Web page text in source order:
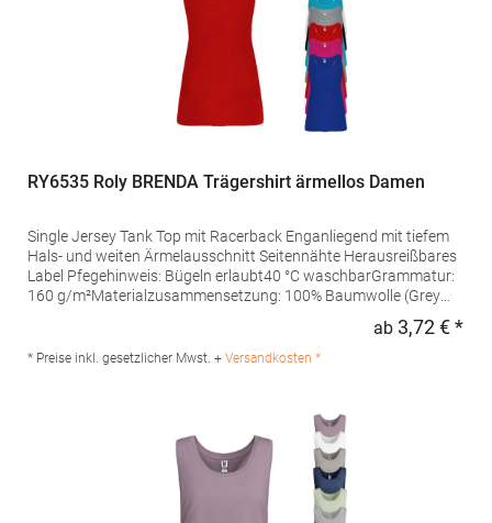
RY6535 Roly BRENDA Trägershirt ärmellos Damen
Single Jersey Tank Top mit Racerback Enganliegend mit tiefem
Hals- und weiten Ärmelausschnitt Seitennähte Herausreißbares
Label Pfegehinweis: Bügeln erlaubt40 °C waschbarGrammatur:
160 g/m²Materialzusammensetzung: 100% Baumwolle (Grey
Produktsicherheit: Herst.-Nr.: CA6535Hersteller: GORFACTORY
S.A Ctra. Santomera / Abanilla Km 8.8 30620 Fortuna (Murcia)
ab 3,72 € *
* Preise inkl. gesetzlicher Mwst. + Versandkosten *